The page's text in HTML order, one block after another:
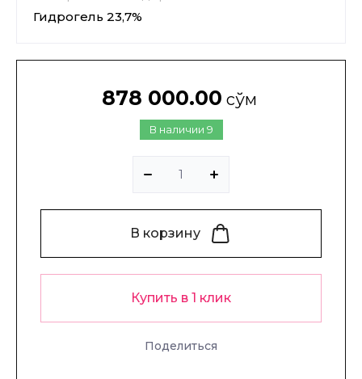
Гидрогель 23,7%
В наличии 9
878 000.00 сўм
В корзину
Купить в 1 клик
Поделиться